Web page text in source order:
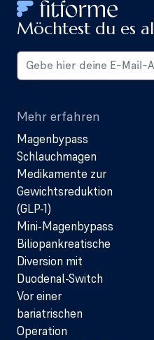
Möchtest du es
Mehr erfahren
Magenbypass
Schlauchmagen
Medikamente zur
Gewichtsreduktion
(GLP-1)
Mini-Magenbypass
Biliopankreatische
Diversion mit
Duodenal-Switch
Vor einer
bariatrischen
Operation